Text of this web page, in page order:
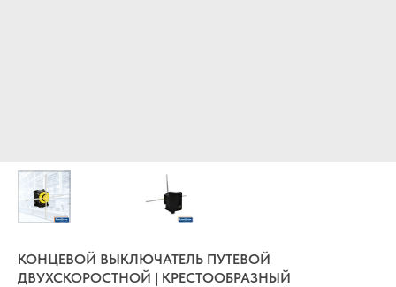
КОНЦЕВОЙ ВЫКЛЮЧАТЕЛЬ ПУТЕВОЙ
ДВУХСКОРОСТНОЙ | КРЕСТООБРАЗНЫЙ